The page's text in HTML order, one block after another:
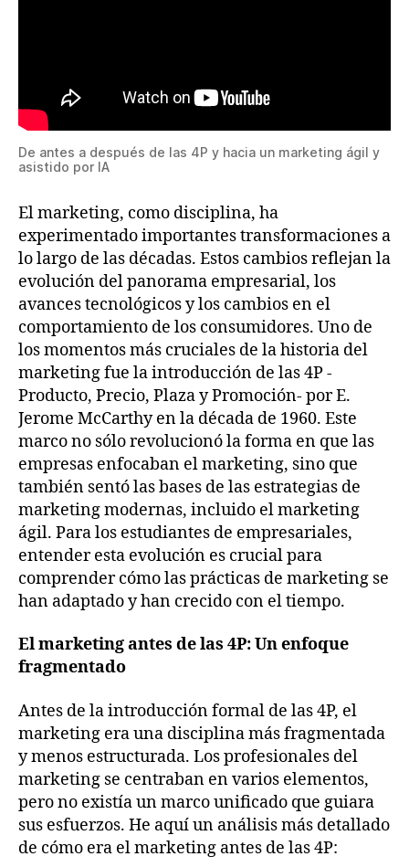
De antes a después de las 4P y hacia un marketing ágil y
asistido por IA
El marketing, como disciplina, ha
experimentado importantes transformaciones a
lo largo de las décadas. Estos cambios reflejan la
evolución del panorama empresarial, los
avances tecnológicos y los cambios en el
comportamiento de los consumidores. Uno de
los momentos más cruciales de la historia del
marketing fue la introducción de las 4P -
Producto, Precio, Plaza y Promoción- por E.
Jerome McCarthy en la década de 1960. Este
marco no sólo revolucionó la forma en que las
empresas enfocaban el marketing, sino que
también sentó las bases de las estrategias de
marketing modernas, incluido el marketing
ágil. Para los estudiantes de empresariales,
entender esta evolución es crucial para
comprender cómo las prácticas de marketing se
han adaptado y han crecido con el tiempo.
El marketing antes de las 4P: Un enfoque
fragmentado
Antes de la introducción formal de las 4P, el
marketing era una disciplina más fragmentada
y menos estructurada. Los profesionales del
marketing se centraban en varios elementos,
pero no existía un marco unificado que guiara
sus esfuerzos. He aquí un análisis más detallado
de cómo era el marketing antes de las 4P: